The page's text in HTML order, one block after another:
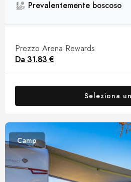
Prevalentemente boscoso
Prezzo Arena Rewards
Da31.83 €
Seleziona
Camp